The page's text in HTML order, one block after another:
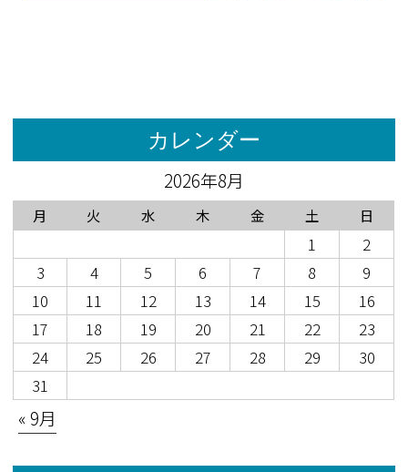
カレンダー
2026年8月
月 火 水 木 金 土 日
1
2
3
4 5 6 7 8
9
10
11 12 13 14 15
16
17
18 19 20 21 22
23
24
25 26 27 28 29
30
31
« 9月